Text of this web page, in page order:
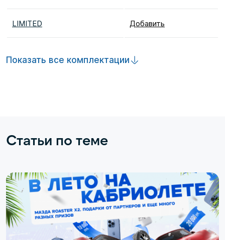
LIMITED Добавить
Показать все комплектации
Статьи по теме